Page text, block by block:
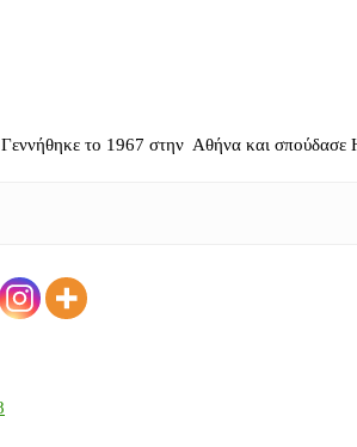
Γεννήθηκε το 1967 στην Αθήνα και σπούδασε